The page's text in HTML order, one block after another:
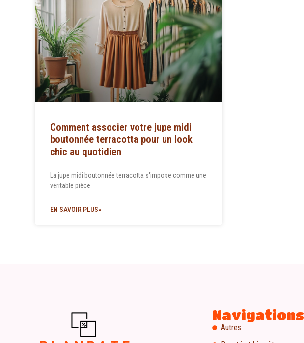
Comment associer votre jupe midi
boutonnée terracotta pour un look
chic au quotidien
La jupe midi boutonnée terracotta s'impose comme une
véritable pièce
EN SAVOIR PLUS»
Navigations
Autres